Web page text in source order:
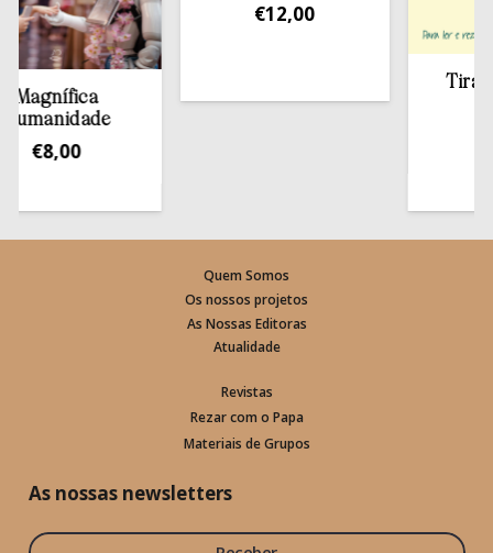
8,00
12,00
Tirar a
Quem Somos
Os nossos projetos
As Nossas Editoras
Atualidade
Revistas
Rezar com o Papa
Materiais de Grupos
As nossas newsletters